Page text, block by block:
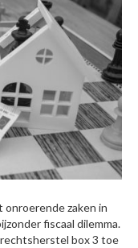
zaken in
fiscaal dilemma.
box 3 toe